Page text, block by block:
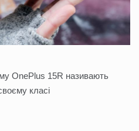
OnePlus 15R називають
класі